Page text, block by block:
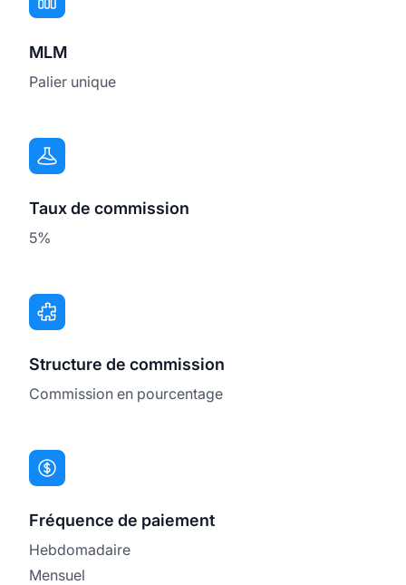
MLM
Palier unique
Taux de commission
5%
Structure de commission
Commission en pourcentage
Fréquence de paiement
Hebdomadaire
Mensuel